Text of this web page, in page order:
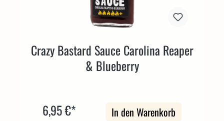
Crazy Bastard Sauce Carolina Reaper
& Blueberry
6,95 €* In den Warenkorb